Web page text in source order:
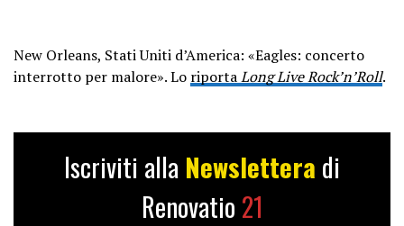
New Orleans, Stati Uniti d’America: «Eagles: concerto
interrotto per malore». Lo riportaLong Live Rock’n’Roll.
Iscriviti alla Newslettera di
Renovatio 21